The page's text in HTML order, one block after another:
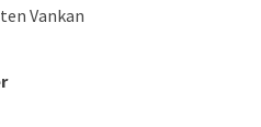
Vankan